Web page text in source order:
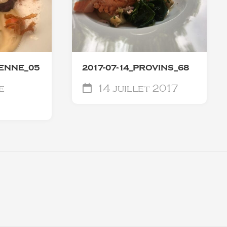
2017-07-14_PROVINS_68
14 juillet 2017